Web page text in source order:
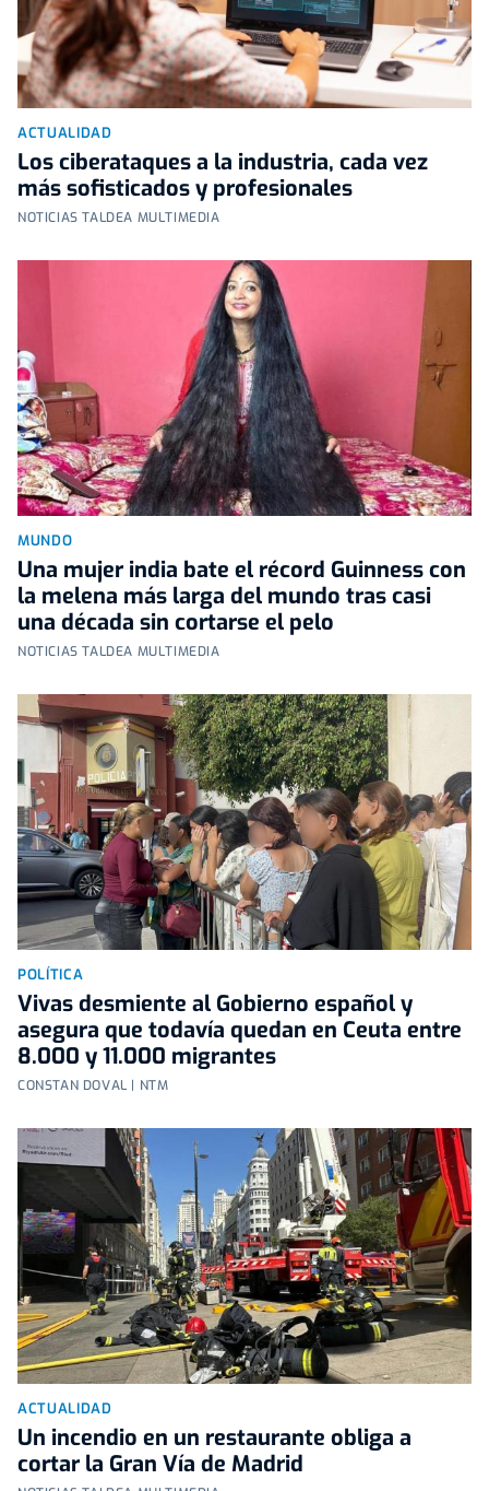
ACTUALIDAD
Los ciberataques a la industria, cada vez
más sofisticados y profesionales
NOTICIAS TALDEA MULTIMEDIA
MUNDO
Una mujer india bate el récord Guinness con
la melena más larga del mundo tras casi
una década sin cortarse el pelo
NOTICIAS TALDEA MULTIMEDIA
POLÍTICA
Vivas desmiente al Gobierno español y
asegura que todavía quedan en Ceuta entre
8.000 y 11.000 migrantes
CONSTAN DOVAL | NTM
ACTUALIDAD
Un incendio en un restaurante obliga a
cortar la Gran Vía de Madrid